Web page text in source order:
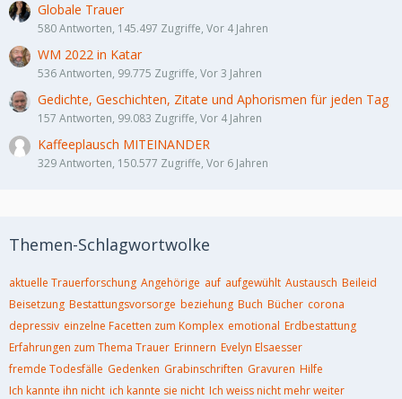
Globale Trauer
580 Antworten, 145.497 Zugriffe, Vor 4 Jahren
WM 2022 in Katar
536 Antworten, 99.775 Zugriffe, Vor 3 Jahren
Gedichte, Geschichten, Zitate und Aphorismen für jeden Tag
157 Antworten, 99.083 Zugriffe, Vor 4 Jahren
Kaffeeplausch MITEINANDER
329 Antworten, 150.577 Zugriffe, Vor 6 Jahren
Themen-Schlagwortwolke
aktuelle Trauerforschung Angehörige auf aufgewühlt Austausch Beileid
Beisetzung Bestattungsvorsorge beziehung Buch Bücher corona
depressiv einzelne Facetten zum Komplex emotional Erdbestattung
Erfahrungen zum Thema Trauer Erinnern Evelyn Elsaesser
fremde Todesfälle Gedenken Grabinschriften Gravuren Hilfe
Ich kannte ihn nicht ich kannte sie nicht Ich weiss nicht mehr weiter